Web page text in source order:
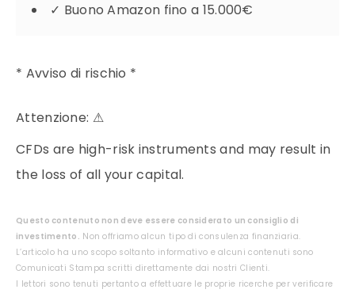
✓ Buono Amazon fino a 15.000€
* Avviso di rischio *
Attenzione: ⚠
CFDs are high-risk instruments and may result in
the loss of all your capital.
Questo contenuto non deve essere considerato un consiglio di
investimento. Non offriamo alcun tipo di consulenza finanziaria.
L’articolo ha uno scopo soltanto informativo e alcuni contenuti sono
Comunicati Stampa scritti direttamente dai nostri Clienti.
I lettori sono tenuti pertanto a effettuare le proprie ricerche per verificare